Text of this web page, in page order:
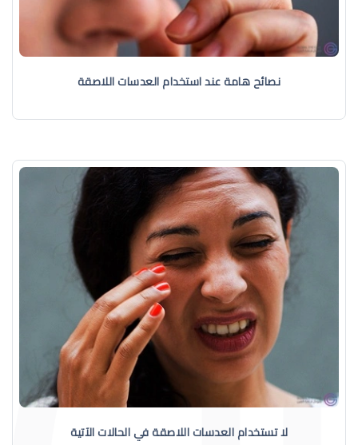
نصائح هامة عند استخدام العدسات اللاصقة
لا تستخدام العدسات اللاصقة في الحالات الآتية